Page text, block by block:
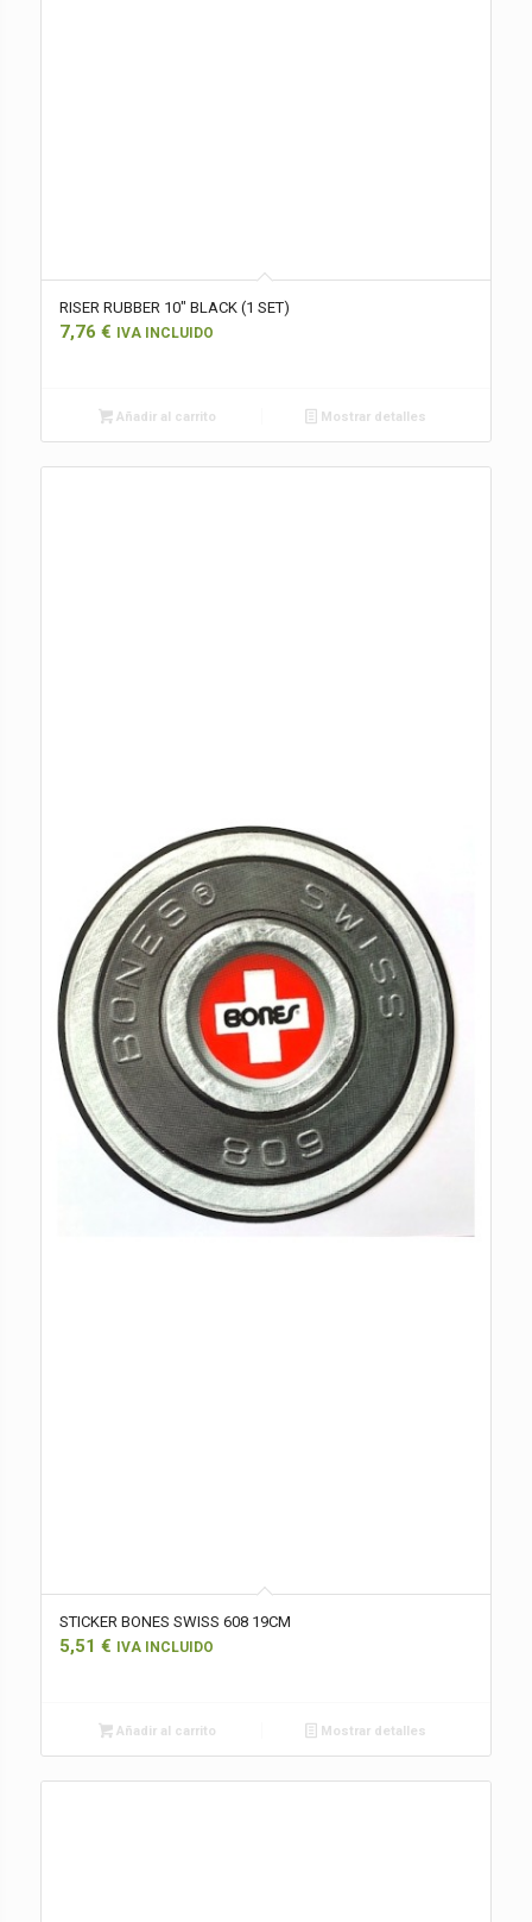
RISER RUBBER 10″ BLACK (1 SET)
7,76 € IVA INCLUIDO
Añadir al carrito Mostrar detalles
STICKER BONES SWISS 608 19CM
5,51 € IVA INCLUIDO
Añadir al carrito Mostrar detalles